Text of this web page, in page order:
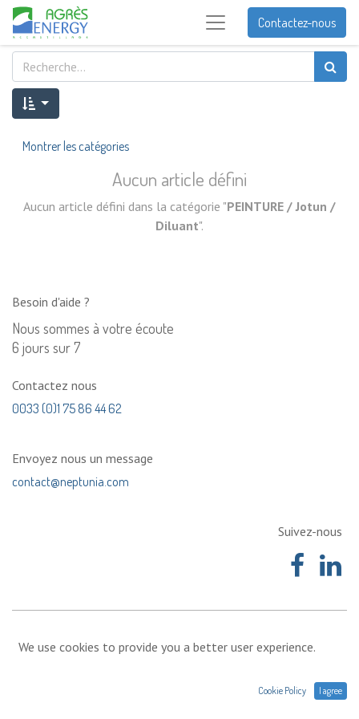
Contactez-nous
Montrer les catégories
Aucun article défini
Aucun article défini dans la catégorie "PEINTURE / Jotun /
Diluant".
Besoin d'aide ?
Nous sommes à votre écoute
6 jours sur 7
Contactez nous
0033 (0)1 75 86 44 62
Envoyez nous un message
contact@neptunia.com
Suivez-nous
We use cookies to provide you a better user experience.
Cookie Policy I agree